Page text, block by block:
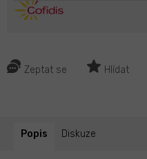
Zeptat se Hlídat
Popis Diskuze